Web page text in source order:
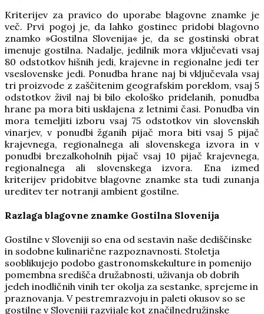
Kriterijev za pravico do uporabe blagovne znamke je
več. Prvi pogoj je, da lahko gostinec pridobi blagovno
znamko »Gostilna Slovenija« je, da se gostinski obrat
imenuje gostilna. Nadalje, jedilnik mora vključevati vsaj
80 odstotkov hišnih jedi, krajevne in regionalne jedi ter
vseslovenske jedi. Ponudba hrane naj bi vključevala vsaj
tri proizvode z zaščitenim geografskim poreklom, vsaj 5
odstotkov živil naj bi bilo ekološko pridelanih, ponudba
hrane pa mora biti usklajena z letnimi časi. Ponudba vin
mora temeljiti izboru vsaj 75 odstotkov vin slovenskih
vinarjev, v ponudbi žganih pijač mora biti vsaj 5 pijač
krajevnega, regionalnega ali slovenskega izvora in v
ponudbi brezalkoholnih pijač vsaj 10 pijač krajevnega,
regionalnega ali slovenskega izvora. Ena izmed
kriterijev pridobitve blagovne znamke sta tudi zunanja
ureditev ter notranji ambient gostilne.
Razlaga blagovne znamke Gostilna Slovenija
Gostilne v Sloveniji so ena od sestavin naše dediščinske
in sodobne kulinarične razpoznavnosti. Stoletja
sooblikujejo podobo gastronomskekulture in pomenijo
pomembna središča družabnosti, uživanja ob dobrih
jedeh inodličnih vinih ter okolja za sestanke, sprejeme in
praznovanja. V pestremrazvoju in paleti okusov so se
gostilne v Sloveniji razvijale kot značilnedružinske